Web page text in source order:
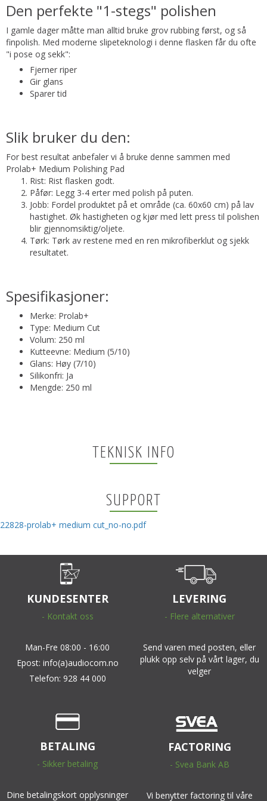
Den perfekte "1-stegs" polishen
I gamle dager måtte man alltid bruke grov rubbing først, og så
finpolish. Med moderne slipeteknologi i denne flasken får du ofte
"i pose og sekk":
Fjerner riper
Gir glans
Sparer tid
Slik bruker du den:
For best resultat anbefaler vi å bruke denne sammen med
Prolab+ Medium Polishing Pad
Rist: Rist flasken godt.
Påfør: Legg 3-4 erter med polish på puten.
Jobb: Fordel produktet på et område (ca. 60x60 cm) på lav
hastighet. Øk hastigheten og kjør med lett press til polishen
blir gjennomsiktig/oljete.
Tørk: Tørk av restene med en ren mikrofiberklut og sjekk
resultatet.
Spesifikasjoner:
Merke: Prolab+
Type: Medium Cut
Volum: 250 ml
Kutteevne: Medium (5/10)
Glans: Høy (7/10)
Silikonfri: Ja
Mengde: 250 ml
TEKNISK INFO
SUPPORT
22828-prolab+ medium cut_no-no.pdf
KUNDESENTER
- Kontakt oss
Man-Fre 08:00 - 16:00
Epost: info(a)audiocom.no
Telefon: 928 44 000
LEVERING
- Flere alternativer
Send varen med posten, eller
plukk opp selv på vårt lager, du
velger
BETALING
- Sikker betaling
Dine betalingskort opplysninger
FACTORING
- Svea Bank AB
Vi benytter factoring til våre